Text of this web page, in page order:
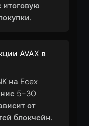
итоговую
AVAX в
на Ecex
5-30
от
блокчейн.